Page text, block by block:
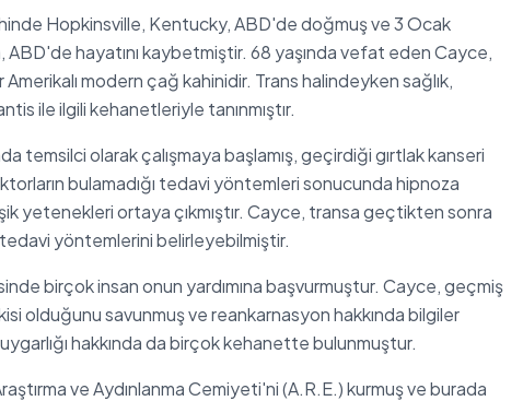
Hopkinsville, Kentucky, ABD'de doğmuş ve 3 Ocak
ABD'de hayatını kaybetmiştir. 68 yaşında vefat eden Cayce,
modern çağ kahinidir. Trans halindeyken sağlık,
ile ilgili kehanetleriyle tanınmıştır.
temsilci olarak çalışmaya başlamış, geçirdiği gırtlak kanseri
bulamadığı tedavi yöntemleri sonucunda hipnoza
yetenekleri ortaya çıkmıştır. Cayce, transa geçtikten sonra
yöntemlerini belirleyebilmiştir.
birçok insan onun yardımına başvurmuştur. Cayce, geçmiş
olduğunu savunmuş ve reankarnasyon hakkında bilgiler
hakkında da birçok kehanette bulunmuştur.
ve Aydınlanma Cemiyeti'ni (A.R.E.) kurmuş ve burada